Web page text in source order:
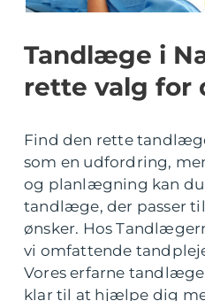
Tandlæge i
rette valg for
Find den rette
som en udfordring,
og planlægning kan
tandlæge, der passer
ønsker. Hos
vi omfattende
Vores erfarne
klar til at hjælpe dig